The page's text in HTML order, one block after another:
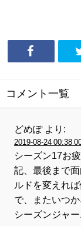
コメント一覧
どめぽ より:
2019-08-24 00:38
シーズン17お
記、最後まで
ルドを変えれ
で、またいつ
シーズンジャ